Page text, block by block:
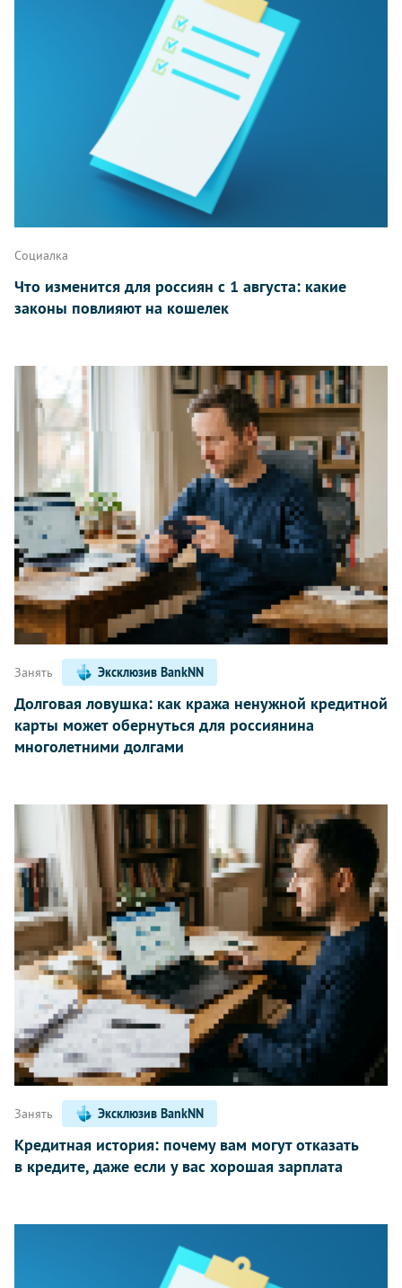
Написать
Социалка
Что изменится для россиян с 1 августа: какие
законы повлияют на кошелек
Занять Эксклюзив BankNN
Долговая ловушка: как кража ненужной кредитной
карты может обернуться для россиянина
многолетними долгами
Занять Эксклюзив BankNN
Кредитная история: почему вам могут отказать
в кредите, даже если у вас хорошая зарплата